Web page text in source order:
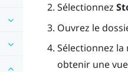
Sélectionnez
Ouvrez le
Sélectionnez la
obtenir une